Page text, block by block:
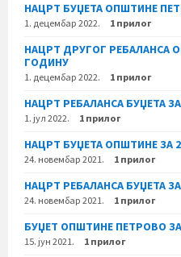
НАЦРТ БУЏЕТА ОПШТИНЕ
1. децембар 2022. 1 прилог
НАЦРТ ДРУГОГ РЕБАЛАНСА
ГОДИНУ
1. децембар 2022. 1 прилог
НАЦРТ РЕБАЛАНСА БУЏЕТА
1. јул 2022. 1 прилог
НАЦРТ БУЏЕТА ОПШТИНЕ ЗА
24. новембар 2021. 1 прилог
НАЦРТ РЕБАЛАНСА БУЏЕТА
24. новембар 2021. 1 прилог
БУЏЕТ ОПШТИНЕ ПЕТРОВО
15. јун 2021. 1 прилог